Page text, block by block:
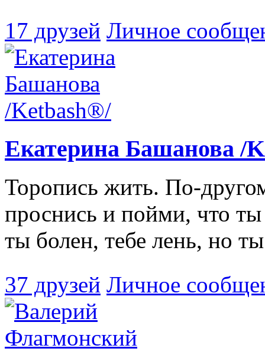
17 друзей Личное
Екатерина Башанова /
Торопись жить. По-
проснись и пойми, что
ты болен, тебе лень, но
37 друзей Личное